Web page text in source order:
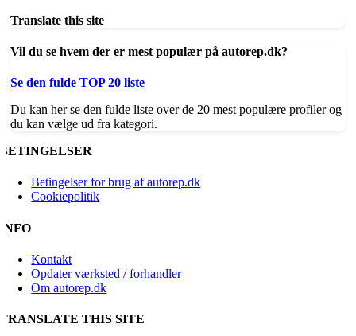
Translate this site
Vil du se hvem der er mest populær på autorep.dk?
Se den fulde TOP 20 liste
Du kan her se den fulde liste over de 20 mest populære profiler og
du kan vælge ud fra kategori.
BETINGELSER
Betingelser for brug af autorep.dk
Cookiepolitik
INFO
Kontakt
Opdater værksted / forhandler
Om autorep.dk
TRANSLATE THIS SITE